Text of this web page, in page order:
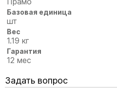
Базовая единица
шт
Вес
1.19 кг
Гарантия
12 мес
Задать вопрос